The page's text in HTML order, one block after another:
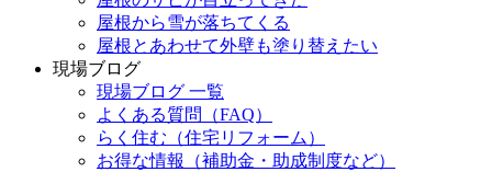
屋根から雪が落ちてくる
屋根とあわせて外壁も塗り替えたい
現場ブログ
現場ブログ 一覧
よくある質問（FAQ）
らく住む（住宅リフォーム）
お得な情報（補助金・助成制度など）